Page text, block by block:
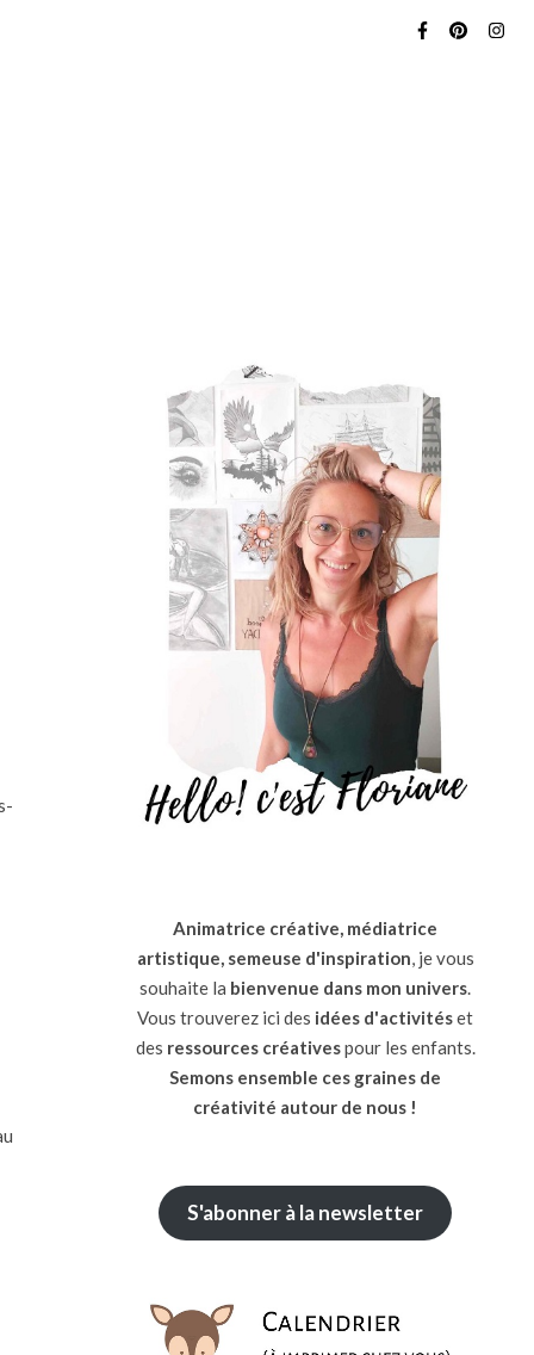
Animatrice créative, médiatrice
artistique, semeuse d'inspiration, je vous
souhaite la bienvenue dans mon univers.
Vous trouverez ici des idées d'activitéset
des ressources créativespour les enfants.
Semons ensemble ces graines de
créativité autour de nous !
S'abonner à la newsletter